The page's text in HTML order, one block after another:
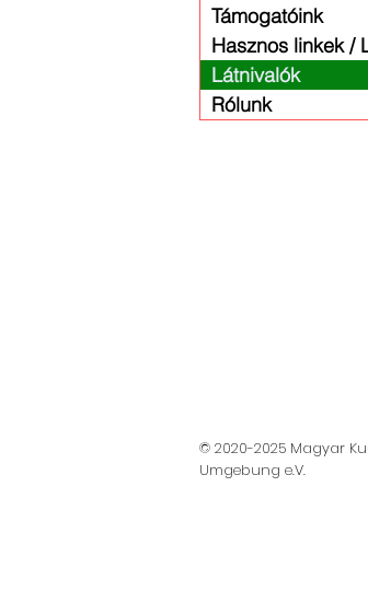
Támogatóink
Hasznos linkek /
Látnivalók
Rólunk
© 2020-2025 Magyar
Umgebung e.V.